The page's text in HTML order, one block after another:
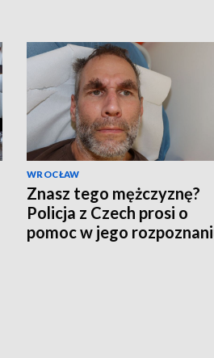
WROCŁAW
Znasz tego mężczyznę?
Policja z Czech prosi o
pomoc w jego